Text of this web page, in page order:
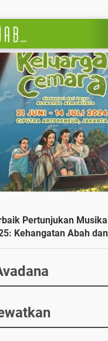
Pertunjukan
Kehangatan Abah